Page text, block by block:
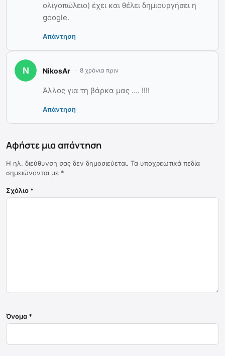
ολιγοπώλειο) έχει και θέλει δημιουργήσει η
google.
Απάντηση
NikosAr 8 χρόνια πριν
Άλλος για τη βάρκα μας …. !!!!
Απάντηση
Αφήστε μια απάντηση
Η ηλ. διεύθυνση σας δεν δημοσιεύεται. Τα υποχρεωτικά πεδία
σημειώνονται με *
Σχόλιο *
Όνομα *